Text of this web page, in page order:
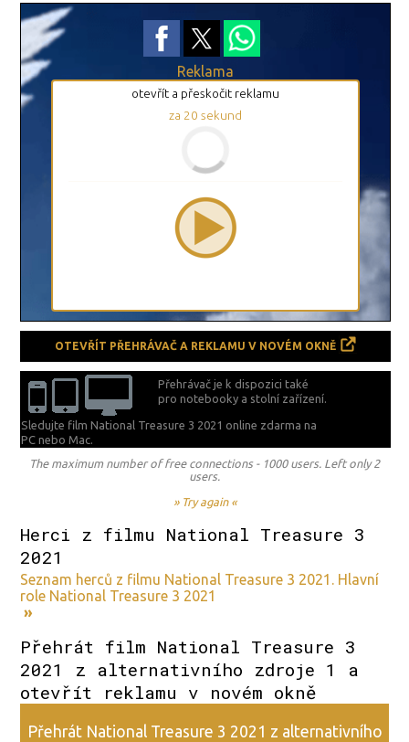
Reklama
otevřít a přeskočit reklamu
za 20 sekund
OTEVŘÍT PŘEHRÁVAČ A REKLAMU V NOVÉM OKNĚ
Přehrávač je k dispozici také
pro notebooky a stolní zařízení.
Sledujte film National Treasure 3 2021 online zdarma na
PC nebo Mac.
The maximum number of free connections - 1000 users. Left only 2
users.
» Try again «
Herci z filmu National Treasure 3
2021
Seznam herců z filmu National Treasure 3 2021. Hlavní
role National Treasure 3 2021
»
Přehrát film National Treasure 3
2021 z alternativního zdroje 1 a
otevřít reklamu v novém okně
Přehrát National Treasure 3 2021 z alternativního